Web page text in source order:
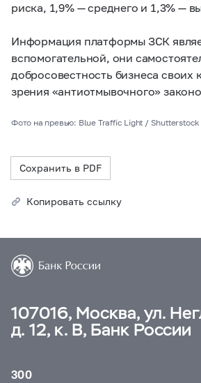
риска, 1,9% — среднего и 1,3% —
Информация платформы ЗСК
вспомогательной, они
добросовестность бизнеса своих
зрения «антиотмывочного»
Фото на превью: Blue Traffic Light /
Сохранить в PDF
Копировать ссылку
107016, Москва, ул.
д. 12, к. В, Банк России
300